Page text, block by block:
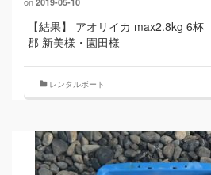
【結果】 アオリイカ max2.8kg 6杯
郡 新美様・園田様
レンタルボート